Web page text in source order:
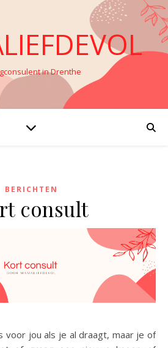
in Drenthe
BERICHTEN
consult